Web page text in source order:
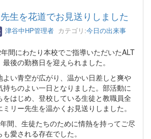
生を花道でお見送りしました
津谷中HP管理者 カテゴリ:今日の出来事
間にわたり本校でご指導いただいたALT
後の勤務日を迎えられました。
い青空が広がり、温かい日差しと爽や
ちのよい一日となりました。部活動に
をはじめ、登校している生徒と教職員全
リー先生を温かくお見送りしました。
間、生徒たちのために情熱を持ってご尽
愛される存在でした。